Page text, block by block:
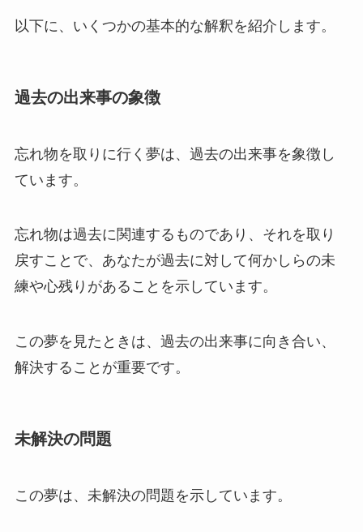
以下に、いくつかの基本的な解釈を紹介します。
過去の出来事の象徴
忘れ物を取りに行く夢は、過去の出来事を象徴し
ています。
忘れ物は過去に関連するものであり、それを取り
戻すことで、あなたが過去に対して何かしらの未
練や心残りがあることを示しています。
この夢を見たときは、過去の出来事に向き合い、
解決することが重要です。
未解決の問題
この夢は、未解決の問題を示しています。